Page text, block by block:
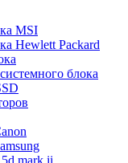
MSI
Hewlett Packard
блока
mark ii